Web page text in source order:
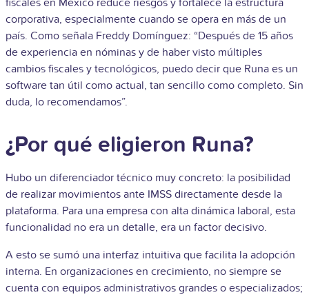
fiscales en México reduce riesgos y fortalece la estructura
corporativa, especialmente cuando se opera en más de un
país. Como señala Freddy Domínguez: “Después de 15 años
de experiencia en nóminas y de haber visto múltiples
cambios fiscales y tecnológicos, puedo decir que Runa es un
software tan útil como actual, tan sencillo como completo. Sin
duda, lo recomendamos”.
¿Por qué eligieron Runa?
Hubo un diferenciador técnico muy concreto: la posibilidad
de realizar movimientos ante IMSS directamente desde la
plataforma. Para una empresa con alta dinámica laboral, esta
funcionalidad no era un detalle, era un factor decisivo.
A esto se sumó una interfaz intuitiva que facilita la adopción
interna. En organizaciones en crecimiento, no siempre se
cuenta con equipos administrativos grandes o especializados;